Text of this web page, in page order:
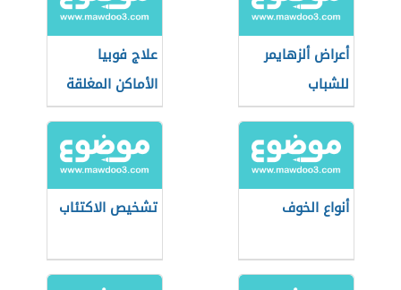
أعراض ألزهايمر
للشباب
علاج فوبيا
الأماكن المغلقة
أنواع الخوف تشخيص الاكتئاب